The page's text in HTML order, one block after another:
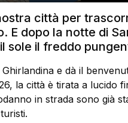
città per
E dopo la notte di
sole il freddo
e dà il
la città è tirata a lucido
in strada sono già